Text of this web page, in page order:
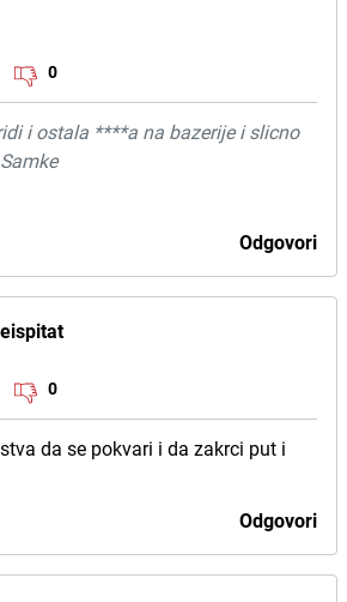
0
i ostala ****a na bazerije i slicno
Odgovori
0
da se pokvari i da zakrci put i
Odgovori